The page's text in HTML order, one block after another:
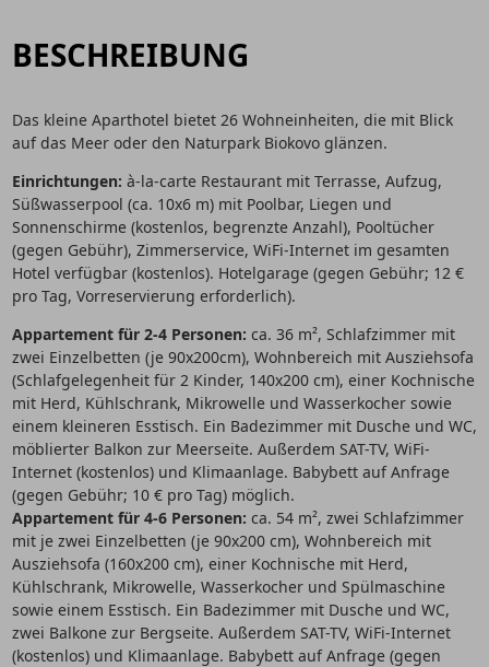
BESCHREIBUNG
Das kleine Aparthotel bietet 26 Wohneinheiten, die mit Blick
auf das Meer oder den Naturpark Biokovo glänzen.
Einrichtungen: à-la-carte Restaurant mit Terrasse, Aufzug,
Süßwasserpool (ca. 10x6 m) mit Poolbar, Liegen und
Sonnenschirme (kostenlos, begrenzte Anzahl), Pooltücher
(gegen Gebühr), Zimmerservice, WiFi-Internet im gesamten
Hotel verfügbar (kostenlos). Hotelgarage (gegen Gebühr; 12 €
pro Tag, Vorreservierung erforderlich).
Appartement für 2-4 Personen: ca. 36 m², Schlafzimmer mit
zwei Einzelbetten (je 90x200cm), Wohnbereich mit Ausziehsofa
(Schlafgelegenheit für 2 Kinder, 140x200 cm), einer Kochnische
mit Herd, Kühlschrank, Mikrowelle und Wasserkocher sowie
einem kleineren Esstisch. Ein Badezimmer mit Dusche und WC,
möblierter Balkon zur Meerseite. Außerdem SAT-TV, WiFi-
Internet (kostenlos) und Klimaanlage. Babybett auf Anfrage
(gegen Gebühr; 10 € pro Tag) möglich.
Appartement für 4-6 Personen: ca. 54 m², zwei Schlafzimmer
mit je zwei Einzelbetten (je 90x200 cm), Wohnbereich mit
Ausziehsofa (160x200 cm), einer Kochnische mit Herd,
Kühlschrank, Mikrowelle, Wasserkocher und Spülmaschine
sowie einem Esstisch. Ein Badezimmer mit Dusche und WC,
zwei Balkone zur Bergseite. Außerdem SAT-TV, WiFi-Internet
(kostenlos) und Klimaanlage. Babybett auf Anfrage (gegen